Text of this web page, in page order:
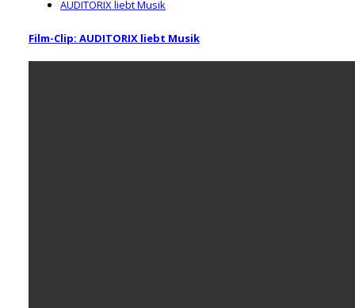
AUDITORIX liebt Musik
Film-Clip: AUDITORIX liebt Musik